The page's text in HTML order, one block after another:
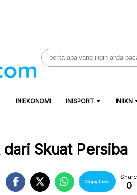
Search
for:
INIEKONOMI INISPORT INIIKN
Skuat Persiba
Copy Link
Share
0